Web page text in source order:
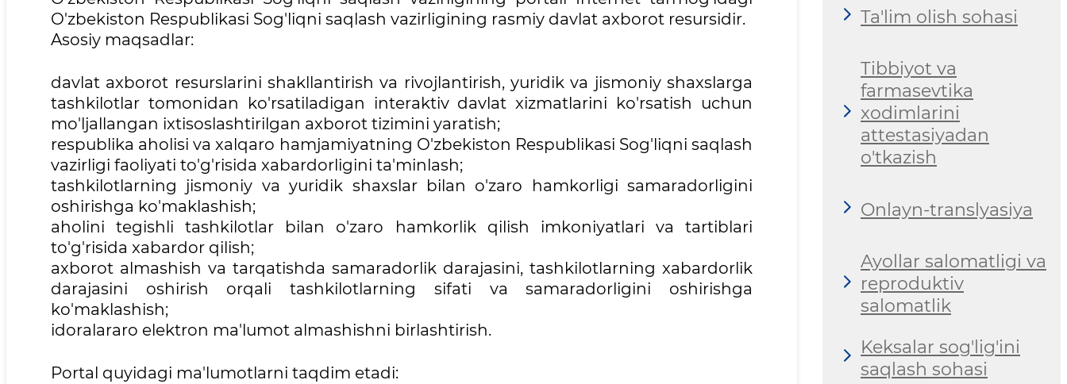
O'zbekiston Respublikasi Sog'liqni saqlash vazirligining rasmiy davlat axborot resursidir.
Asosiy maqsadlar:
davlat axborot resurslarini shakllantirish va rivojlantirish, yuridik va jismoniy shaxslarga
tashkilotlar tomonidan ko'rsatiladigan interaktiv davlat xizmatlarini ko'rsatish uchun
mo'ljallangan ixtisoslashtirilgan axborot tizimini yaratish;
respublika aholisi va xalqaro hamjamiyatning O'zbekiston Respublikasi Sog'liqni saqlash
vazirligi faoliyati to'g'risida xabardorligini ta'minlash;
tashkilotlarning jismoniy va yuridik shaxslar bilan o'zaro hamkorligi samaradorligini
oshirishga ko'maklashish;
aholini tegishli tashkilotlar bilan o'zaro hamkorlik qilish imkoniyatlari va tartiblari
to'g'risida xabardor qilish;
axborot almashish va tarqatishda samaradorlik darajasini, tashkilotlarning xabardorlik
darajasini oshirish orqali tashkilotlarning sifati va samaradorligini oshirishga
ko'maklashish;
idoralararo elektron ma'lumot almashishni birlashtirish.
Portal quyidagi ma'lumotlarni taqdim etadi:
Ta'lim olish sohasi
Tibbiyot va
farmasevtika
xodimlarini
attestasiyadan
o'tkazish
Onlayn-translyasiya
Ayollar salomatligi va
reproduktiv
salomatlik
Keksalar sog'lig'ini
saqlash sohasi